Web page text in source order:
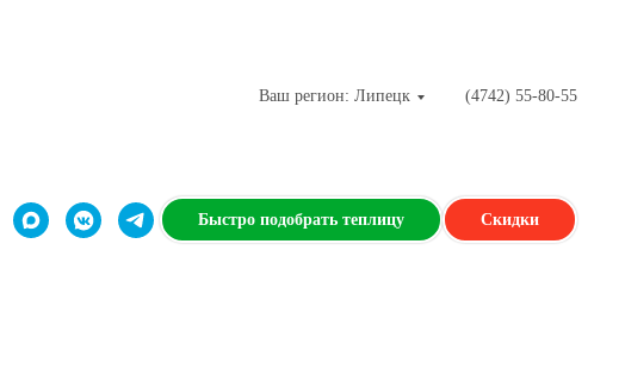
Ваш регион: Липецк (4742) 55-80-55
Быстро подобрать теплицу Скидки